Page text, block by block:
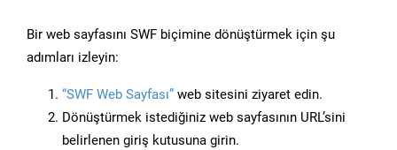
Bir web sayfasını SWF biçimine dönüştürmek için şu
adımları izleyin:
“SWF Web Sayfası” web sitesini ziyaret edin.
Dönüştürmek istediğiniz web sayfasının URL’sini
belirlenen giriş kutusuna girin.